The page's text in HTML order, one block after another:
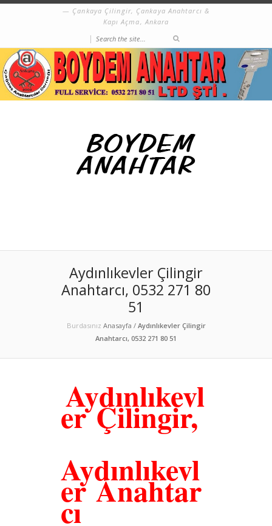
Çankaya Çilingir, Çankaya Anahtarcı &
Kapı Açma, Ankara
|
Aydınlıkevler Çilingir
Anahtarcı, 0532 271 80
51
Burdasınız Anasayfa / Aydınlıkevler Çilingir
Anahtarcı, 0532 271 80 51
Aydınlıkevl
er Çilingir,
Aydınlıkevl
er Anahtar
cı